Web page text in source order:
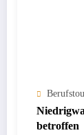
betroffen